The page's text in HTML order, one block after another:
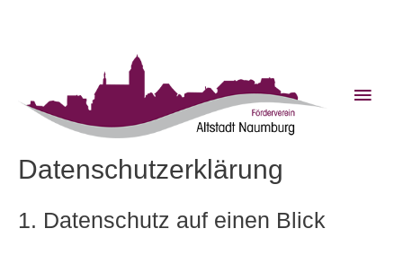
Datenschutzerklärung
1. Datenschutz auf einen Blick